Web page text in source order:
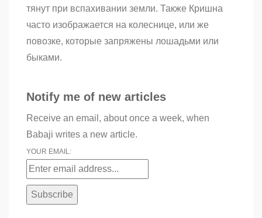
тянут при вспахивании земли. Также Кришна
часто изображается на колеснице, или же
повозке, которые запряжены лошадьми или
быками.
Notify me of new articles
Receive an email, about once a week, when
Babaji writes a new article.
YOUR EMAIL: